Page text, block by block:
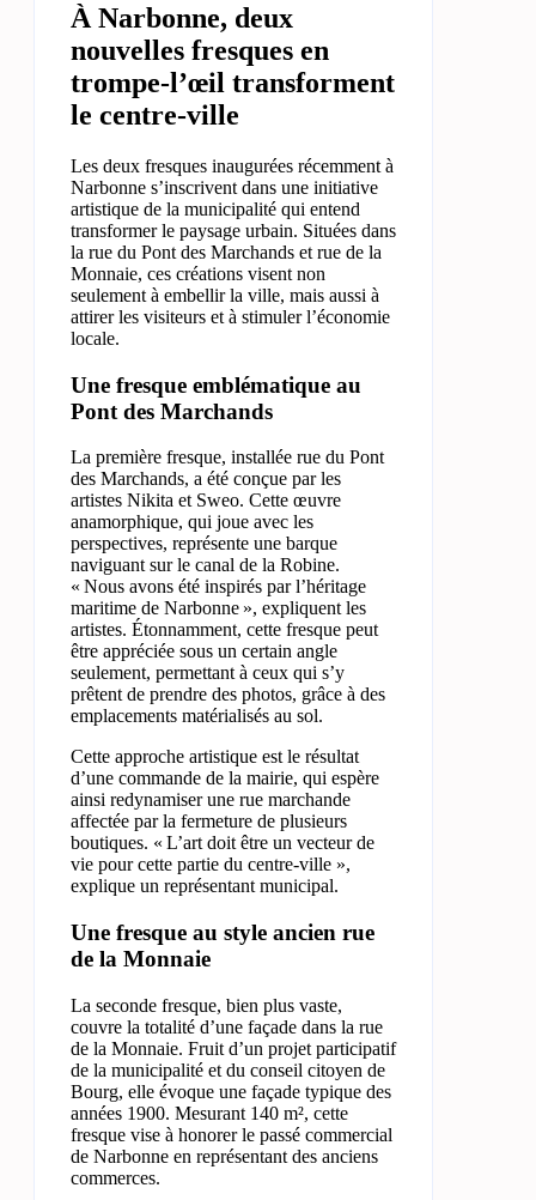
À Narbonne, deux
nouvelles fresques en
trompe-l’œil transforment
le centre-ville
Les deux fresques inaugurées récemment à
Narbonne s’inscrivent dans une initiative
artistique de la municipalité qui entend
transformer le paysage urbain. Situées dans
la rue du Pont des Marchands et rue de la
Monnaie, ces créations visent non
seulement à embellir la ville, mais aussi à
attirer les visiteurs et à stimuler l’économie
locale.
Une fresque emblématique au
Pont des Marchands
La première fresque, installée rue du Pont
des Marchands, a été conçue par les
artistes Nikita et Sweo. Cette œuvre
anamorphique, qui joue avec les
perspectives, représente une barque
naviguant sur le canal de la Robine.
« Nous avons été inspirés par l’héritage
maritime de Narbonne », expliquent les
artistes. Étonnamment, cette fresque peut
être appréciée sous un certain angle
seulement, permettant à ceux qui s’y
prêtent de prendre des photos, grâce à des
emplacements matérialisés au sol.
Cette approche artistique est le résultat
d’une commande de la mairie, qui espère
ainsi redynamiser une rue marchande
affectée par la fermeture de plusieurs
boutiques. « L’art doit être un vecteur de
vie pour cette partie du centre-ville »,
explique un représentant municipal.
Une fresque au style ancien rue
de la Monnaie
La seconde fresque, bien plus vaste,
couvre la totalité d’une façade dans la rue
de la Monnaie. Fruit d’un projet participatif
de la municipalité et du conseil citoyen de
Bourg, elle évoque une façade typique des
années 1900. Mesurant 140 m², cette
fresque vise à honorer le passé commercial
de Narbonne en représentant des anciens
commerces.